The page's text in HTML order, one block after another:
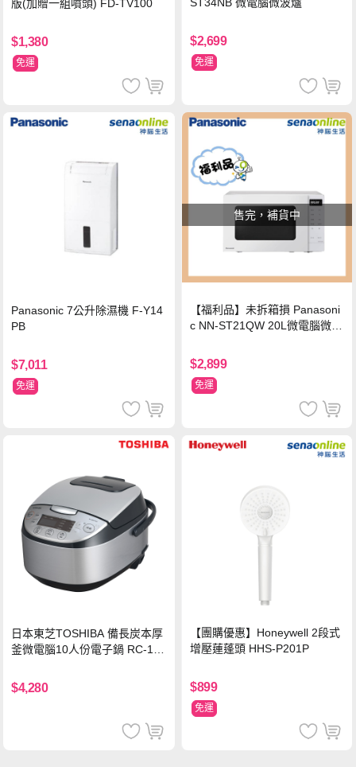
版(加贈一組噴頭) FD-TV100
$1,380
免運
ST34NB 微電腦微波爐
$2,699
免運
Panasonic 7公升除濕機 F-Y14
PB
$7,011
免運
售完，補貨中
【福利品】未拆箱損 Panasoni
c NN-ST21QW 20L微電腦微波
$2,899
免運
日本東芝TOSHIBA 備長炭本厚
釜微電腦10人份電子鍋 RC-18
$4,280
【團購優惠】Honeywell 2段式
增壓蓮蓬頭 HHS-P201P
$899
免運